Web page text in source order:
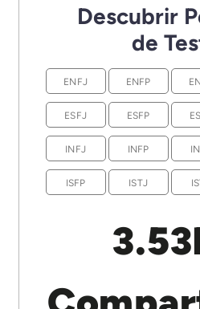
Descubrir
de
ENFJ ENFP
ESFJ ESFP
INFJ INFP
ISFP ISTJ